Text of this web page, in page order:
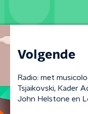
Volgende
Radio: met
Tsjaikovski, Kader
John Helstone en